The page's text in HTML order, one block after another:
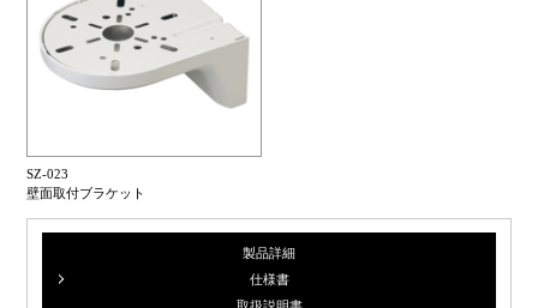
SZ-023
壁面取付ブラケット
製品詳細
仕様書